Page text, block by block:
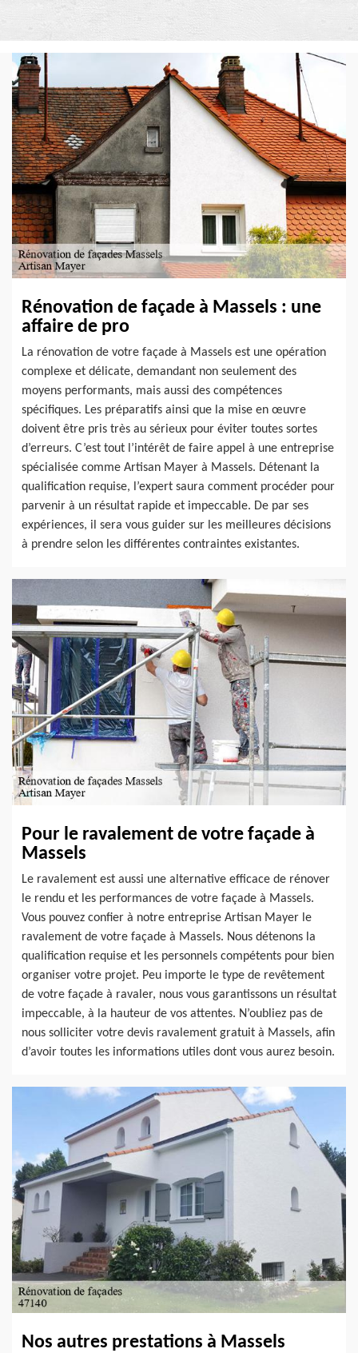
Rénovation de façade à Massels : une
affaire de pro
La rénovation de votre façade à Massels est une opération
complexe et délicate, demandant non seulement des
moyens performants, mais aussi des compétences
spécifiques. Les préparatifs ainsi que la mise en œuvre
doivent être pris très au sérieux pour éviter toutes sortes
d’erreurs. C’est tout l’intérêt de faire appel à une entreprise
spécialisée comme Artisan Mayer à Massels. Détenant la
qualification requise, l’expert saura comment procéder pour
parvenir à un résultat rapide et impeccable. De par ses
expériences, il sera vous guider sur les meilleures décisions
à prendre selon les différentes contraintes existantes.
Pour le ravalement de votre façade à
Massels
Le ravalement est aussi une alternative efficace de rénover
le rendu et les performances de votre façade à Massels.
Vous pouvez confier à notre entreprise Artisan Mayer le
ravalement de votre façade à Massels. Nous détenons la
qualification requise et les personnels compétents pour bien
organiser votre projet. Peu importe le type de revêtement
de votre façade à ravaler, nous vous garantissons un résultat
impeccable, à la hauteur de vos attentes. N’oubliez pas de
nous solliciter votre devis ravalement gratuit à Massels, afin
d’avoir toutes les informations utiles dont vous aurez besoin.
Nos autres prestations à Massels